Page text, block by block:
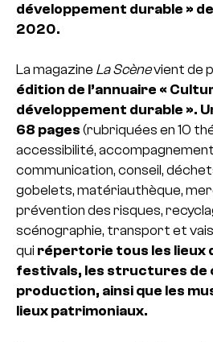
développement durable »
2020.
La magazine La Scènevient de
édition de l’annuaire «
développement durable ».
68 pages (rubriquées en 10
accessibilité,
communication, conseil,
gobelets, matériauthèque,
prévention des risques,
scénographie, transport et
qui répertorie tous les lieux
festivals, les structures de
production, ainsi que les
lieux patrimoniaux.